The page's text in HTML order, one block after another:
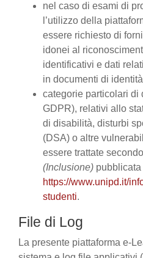
nel caso di esami di
l’utilizzo della
essere richiesto di
idonei al
identificativi e dati
in documenti di
categorie particolari di
GDPR), relativi allo
di disabilità, disturbi
(DSA) o altre
essere trattate secondo
(Inclusione)
https://www.unipd.it/
studenti.
File di Log
La presente piattaforma e-